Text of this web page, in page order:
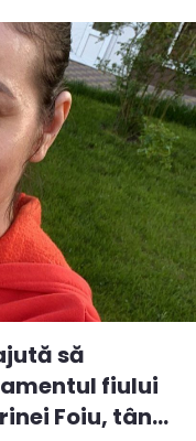
să
fiului
Foiu, tân...